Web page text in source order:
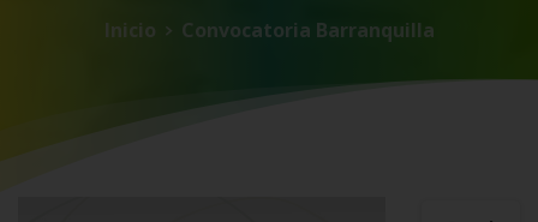
Inicio Convocatoria Barranquilla